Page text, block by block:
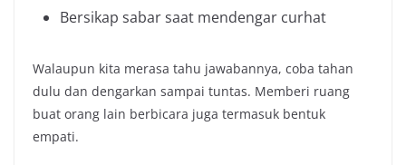
Bersikap sabar saat mendengar curhat
Walaupun kita merasa tahu jawabannya, coba tahan
dulu dan dengarkan sampai tuntas. Memberi ruang
buat orang lain berbicara juga termasuk bentuk
empati.